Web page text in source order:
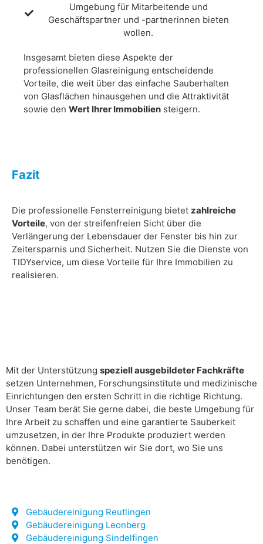
Umgebung für Mitarbeitende und
Geschäftspartner und -partnerinnen bieten
wollen.
Insgesamt bieten diese Aspekte der
professionellen Glasreinigung entscheidende
Vorteile, die weit über das einfache Sauberhalten
von Glasflächen hinausgehen und die Attraktivität
sowie den Wert Ihrer Immobilien steigern.
Fazit
Die professionelle Fensterreinigung bietet zahlreiche
Vorteile, von der streifenfreien Sicht über die
Verlängerung der Lebensdauer der Fenster bis hin zur
Zeitersparnis und Sicherheit. Nutzen Sie die Dienste von
TIDYservice, um diese Vorteile für Ihre Immobilien zu
realisieren.
Mit der Unterstützung speziell ausgebildeter Fachkräfte
setzen Unternehmen, Forschungsinstitute und medizinische
Einrichtungen den ersten Schritt in die richtige Richtung.
Unser Team berät Sie gerne dabei, die beste Umgebung für
Ihre Arbeit zu schaffen und eine garantierte Sauberkeit
umzusetzen, in der Ihre Produkte produziert werden
können. Dabei unterstützen wir Sie dort, wo Sie uns
benötigen.
Gebäudereinigung Reutlingen
Gebäudereinigung Leonberg
Gebäudereinigung Sindelfingen